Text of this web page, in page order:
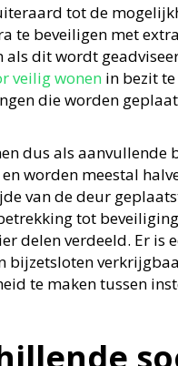
tot de
te beveiligen met
als dit wordt
veilig wonen in bezit
die worden
dus als aanvullende
worden meestal
van de deur
tot
delen verdeeld. Er is
bijzetsloten
te maken tussen